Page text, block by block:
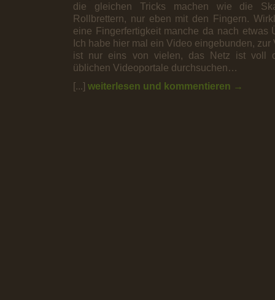
die gleichen Tricks machen wie die
Rollbrettern, nur eben mit den Fingern.
eine Fingerfertigkeit manche da nach etwas
Ich habe hier mal ein Video eingebunden,
ist nur eins von vielen, das Netz ist voll
üblichen Videoportale durchsuchen…
[...] weiterlesen und kommentieren →